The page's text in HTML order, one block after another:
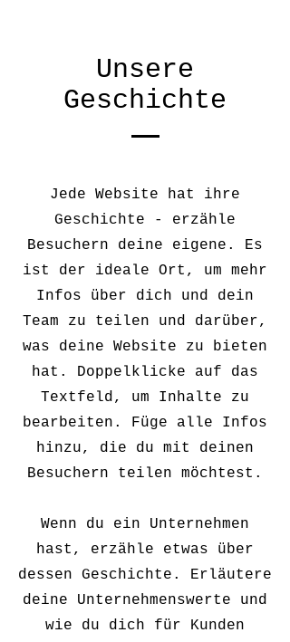
Unsere
Geschichte
Jede Website hat ihre
Geschichte - erzähle
Besuchern deine eigene. Es
ist der ideale Ort, um mehr
Infos über dich und dein
Team zu teilen und darüber,
was deine Website zu bieten
hat. Doppelklicke auf das
Textfeld, um Inhalte zu
bearbeiten. Füge alle Infos
hinzu, die du mit deinen
Besuchern teilen möchtest.
Wenn du ein Unternehmen
hast, erzähle etwas über
dessen Geschichte. Erläutere
deine Unternehmenswerte und
wie du dich für Kunden